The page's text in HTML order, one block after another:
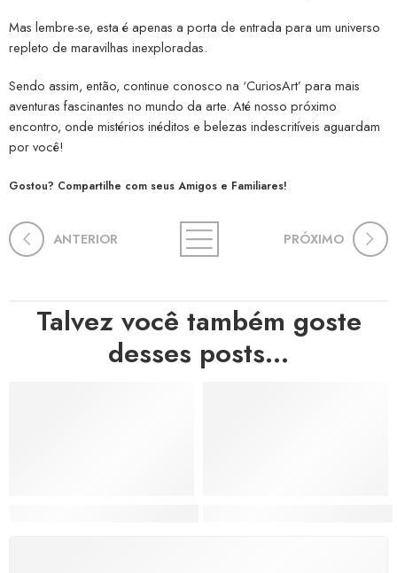
Mas lembre-se, esta é apenas a porta de entrada para um universo
repleto de maravilhas inexploradas.
Sendo assim, então, continue conosco na ‘CuriosArt’ para mais
aventuras fascinantes no mundo da arte. Até nosso próximo
encontro, onde mistérios inéditos e belezas indescritíveis aguardam
por você!
Gostou? Compartilhe com seus Amigos e Familiares!
ANTERIOR PRÓXIMO
Talvez você também goste
desses posts...